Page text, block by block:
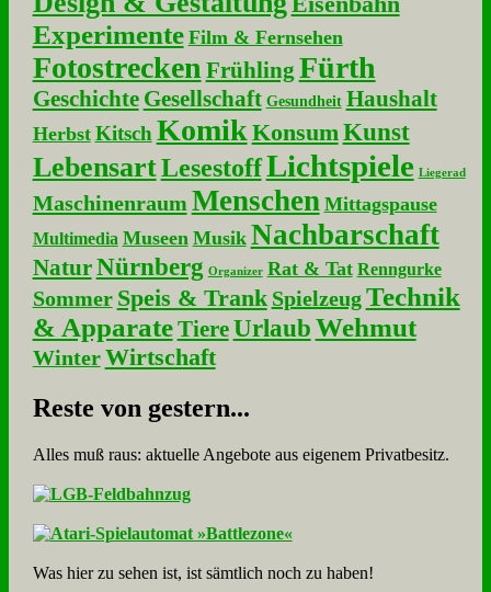
Experimente Film & Fernsehen
Fotostrecken Frühling Fürth
Geschichte Gesellschaft Gesundheit Haushalt
Herbst Kitsch KomikKonsumKunst
LebensartLesestoffLichtspiele Liegerad
Maschinenraum Menschen Mittagspause
Multimedia Museen Musik Nachbarschaft
NaturNürnberg Organizer Rat & Tat Renngurke
Sommer Speis & Trank Spielzeug Technik
& Apparate Tiere UrlaubWehmut
Winter Wirtschaft
Re­ste von ge­stern...
Alles muß raus: aktuelle An­ge­bo­te aus eigenem Privatbesitz.
Was hier zu sehen ist, ist sämt­lich noch zu haben!